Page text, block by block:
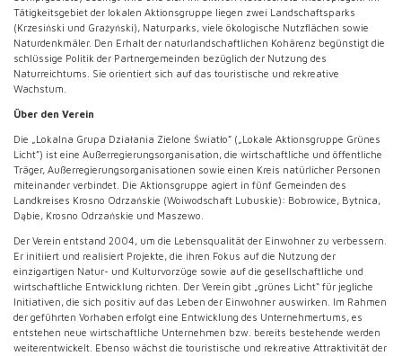
Tätigkeitsgebiet der lokalen Aktionsgruppe liegen zwei Landschaftsparks
(Krzesiński und Grażyński), Naturparks, viele ökologische Nutzflächen sowie
Naturdenkmäler. Den Erhalt der naturlandschaftlichen Kohärenz begünstigt die
schlüssige Politik der Partnergemeinden bezüglich der Nutzung des
Naturreichtums. Sie orientiert sich auf das touristische und rekreative
Wachstum.
Über den Verein
Die „Lokalna Grupa Działania Zielone Światło” („Lokale Aktionsgruppe Grünes
Licht”) ist eine Außerregierungsorganisation, die wirtschaftliche und öffentliche
Träger, Außerregierungsorganisationen sowie einen Kreis natürlicher Personen
miteinander verbindet. Die Aktionsgruppe agiert in fünf Gemeinden des
Landkreises Krosno Odrzańskie (Woiwodschaft Lubuskie): Bobrowice, Bytnica,
Dąbie, Krosno Odrzańskie und Maszewo.
Der Verein entstand 2004, um die Lebensqualität der Einwohner zu verbessern.
Er initiiert und realisiert Projekte, die ihren Fokus auf die Nutzung der
einzigartigen Natur- und Kulturvorzüge sowie auf die gesellschaftliche und
wirtschaftliche Entwicklung richten. Der Verein gibt „grünes Licht“ für jegliche
Initiativen, die sich positiv auf das Leben der Einwohner auswirken. Im Rahmen
der geführten Vorhaben erfolgt eine Entwicklung des Unternehmertums, es
entstehen neue wirtschaftliche Unternehmen bzw. bereits bestehende werden
weiterentwickelt. Ebenso wächst die touristische und rekreative Attraktivität der